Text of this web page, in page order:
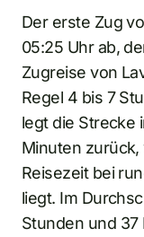
Der erste Zug
05:25 Uhr ab,
Zugreise von
Regel 4 bis 7
legt die Strecke
Minuten
Reisezeit bei
liegt. Im
Stunden und 37